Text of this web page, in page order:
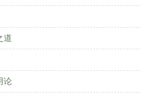
道
论